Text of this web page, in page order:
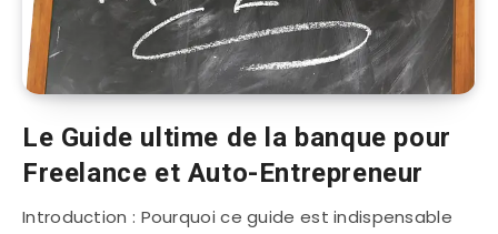
Le Guide ultime de la banque pour
Freelance et Auto-Entrepreneur
Introduction : Pourquoi ce guide est indispensable